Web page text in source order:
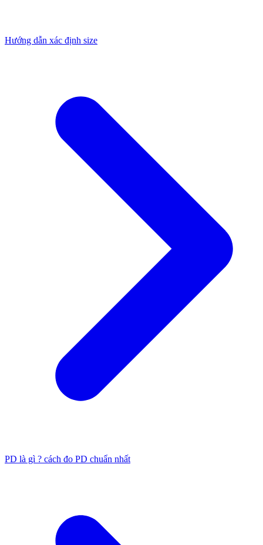
Hướng dẫn xác định size
PD là gì ? cách đo PD chuẩn nhất